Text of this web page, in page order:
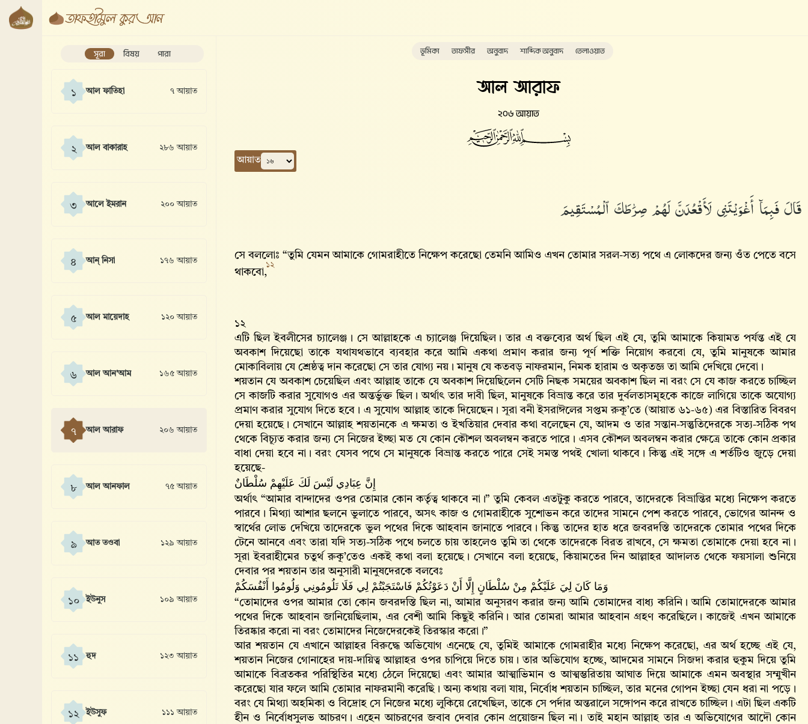
সূরা বিষয় পারা
১ আল ফাতিহা ৭ আয়াত
২ আল বাকারাহ ২৮৬ আয়াত
৩ আলে ইমরান ২০০ আয়াত
৪ আন্ নিসা ১৭৬ আয়াত
৫ আল মায়েদাহ ১২০ আয়াত
৬ আল আন'আম ১৬৫ আয়াত
৭ আল আরাফ ২০৬ আয়াত
৮ আল আনফাল ৭৫ আয়াত
৯ আত তওবা ১২৯ আয়াত
১০ ইউনুস ১০৯ আয়াত
১১ হুদ ১২৩ আয়াত
১২ ইউসুফ ১১১ আয়াত
ভূমিকা তাফসীর অনুবাদ শাব্দিক অনুবাদ তেলাওয়াত
আল আরাফ
২০৬ আয়াত
আয়াত
قَالَ فَبِمَآ أَغْوَيْتَنِى لَأَقْعُدَنَّ لَهُمْ صِرَٰطَكَ ٱلْمُسْتَقِيمَ
সে বললোঃ “তুমি যেমন আমাকে গোমরাহীতে নিক্ষেপ করেছো তেমনি আমিও এখন তোমার সরল-সত্য পথে এ লোকদের জন্য ওঁত পেতে বসে
থাকবো,
১২
১২
এটি ছিল ইবলীসের চ্যালেঞ্জ। সে আল্লাহকে এ চ্যালেঞ্জ দিয়েছিল। তার এ বক্তব্যের অর্থ ছিল এই যে, তুমি আমাকে কিয়ামত পর্যন্ত এই যে
অবকাশ দিয়েছো তাকে যথাযথভাবে ব্যবহার করে আমি একথা প্রমাণ করার জন্য পূর্ণ শক্তি নিয়োগ করবো যে, তুমি মানুষকে আমার
মোকাবিলায় যে শ্রেষ্ঠত্ব দান করেছো সে তার যোগ্য নয়। মানুষ যে কতবড় নাফরমান, নিমক হারাম ও অকৃতজ্ঞ তা আমি দেখিয়ে দেবো।
শয়তান যে অবকাশ চেয়েছিল এবং আল্লাহ‌ তাকে যে অবকাশ দিয়েছিলেন সেটি নিছক সময়ের অবকাশ ছিল না বরং সে যে কাজ করতে চাচ্ছিল
সে কাজটি করার সুযোগও এর অন্তর্ভুক্ত ছিল। অর্থাৎ তার দাবী ছিল, মানুষকে বিভ্রান্ত করে তার দুর্বলতাসমূহকে কাজে লাগিয়ে তাকে অযোগ্য
প্রমাণ করার সুযোগ দিতে হবে। এ সুযোগ আল্লাহ‌ তাকে দিয়েছেন। সূরা বনী ইসরাঈলের সপ্তম রুকূ’তে (আয়াত ৬১-৬৫) এর বিস্তারিত বিবরণ
দেয়া হয়েছে। সেখানে আল্লাহ‌ শয়তানকে এ ক্ষমতা ও ইখতিয়ার দেবার কথা বলেছেন যে, আদম ও তার সন্তান-সন্তুতিদেরকে সত্য-সঠিক পথ
থেকে বিচ্যূত করার জন্য সে নিজের ইচ্ছা মত যে কোন কৌশল অবলম্বন করতে পারে। এসব কৌশল অবলম্বন করার ক্ষেত্রে তাকে কোন প্রকার
বাধা দেয়া হবে না। বরং যেসব পথে সে মানুষকে বিভ্রান্ত করতে পারে সেই সমস্ত পথই খোলা থাকবে। কিন্তু এই সঙ্গে এ শর্তটিও জুড়ে দেয়া
হয়েছে-
إِنَّ عِبَادِي لَيْسَ لَكَ عَلَيْهِمْ سُلْطَانٌ
অর্থাৎ “আমার বান্দাদের ওপর তোমার কোন কর্তৃত্ব থাকবে না।” তুমি কেবল এতটুকু করতে পারবে, তাদেরকে বিভ্রান্তির মধ্যে নিক্ষেপ করতে
পারবে। মিথ্যা আশার ছলনে ভুলাতে পারবে, অসৎ কাজ ও গোমরাহীকে সুশোভন করে তাদের সামনে পেশ করতে পারবে, ভোগের আনন্দ ও
স্বার্থের লোভ দেখিয়ে তাদেরকে ভুল পথের দিকে আহবান জানাতে পারবে। কিন্তু তাদের হাত ধরে জবরদস্তি তাদেরকে তোমার পথের দিকে
টেনে আনবে এবং তারা যদি সত্য-সঠিক পথে চলতে চায় তাহলেও তুমি তা থেকে তাদেরকে বিরত রাখবে, সে ক্ষমতা তোমাকে দেয়া হবে না।
সূরা ইবরাহীমের চতুর্থ রুকূ’তেও একই কথা বলা হয়েছে। সেখানে বলা হয়েছে, কিয়ামতের দিন আল্লাহর আদালত থেকে ফয়সালা শুনিয়ে
দেবার পর শয়তান তার অনুসারী মানুষদেরকে বলবেঃ
وَمَا كَانَ لِيَ عَلَيْكُمْ مِنْ سُلْطَانٍ إِلَّا أَنْ دَعَوْتُكُمْ فَاسْتَجَبْتُمْ لِي فَلَا تَلُومُونِي وَلُومُوا أَنْفُسَكُمْ
“তোমাদের ওপর আমার তো কোন জবরদস্তি ছিল না, আমার অনুসরণ করার জন্য আমি তোমাদের বাধ্য করিনি। আমি তোমাদেরকে আমার
পথের দিকে আহবান জানিয়েছিলাম, এর বেশী আমি কিছুই করিনি। আর তোমরা আমার আহবান গ্রহণ করেছিলে। কাজেই এখন আমাকে
তিরষ্কার করো না বরং তোমাদের নিজেদেরকেই তিরস্কার করো।”
আর শয়তান যে এখানে আল্লাহর বিরুদ্ধে অভিযোগ এনেছে যে, তুমিই আমাকে গোমরাহীর মধ্যে নিক্ষেপ করেছো, এর অর্থ হচ্ছে এই যে,
শয়তান নিজের গোনাহের দায়-দায়িত্ব আল্লাহর ওপর চাপিয়ে দিতে চায়। তার অভিযোগ হচ্ছে, আদমের সামনে সিজদা করার হুকুম দিয়ে তুমি
আমাকে বিব্রতকর পরিস্থিতির মধ্যে ঠেলে দিয়েছো এবং আমার আত্মাভিমান ও আত্মম্ভরিতায় আঘাত দিয়ে আমাকে এমন অবস্থার সম্মুখীন
করেছো যার ফলে আমি তোমার নাফরমানী করেছি। অন্য কথায় বলা যায়, নির্বোধ শয়তান চাচ্ছিল, তার মনের গোপন ইচ্ছা যেন ধরা না পড়ে।
বরং যে মিথ্যা অহমিকা ও বিদ্রোহ সে নিজের মধ্যে লুকিয়ে রেখেছিল, তাকে সে পর্দার অন্তরালে সঙ্গোপন করে রাখতে চাচ্ছিল। এটা ছিল একটি
হীন ও নির্বোধসুলভ আচরণ। এহেন আচরণের জবাব দেবার কোন প্রয়োজন ছিল না। তাই মহান আল্লাহ‌ তার এ অভিযোগের আদৌ কোন